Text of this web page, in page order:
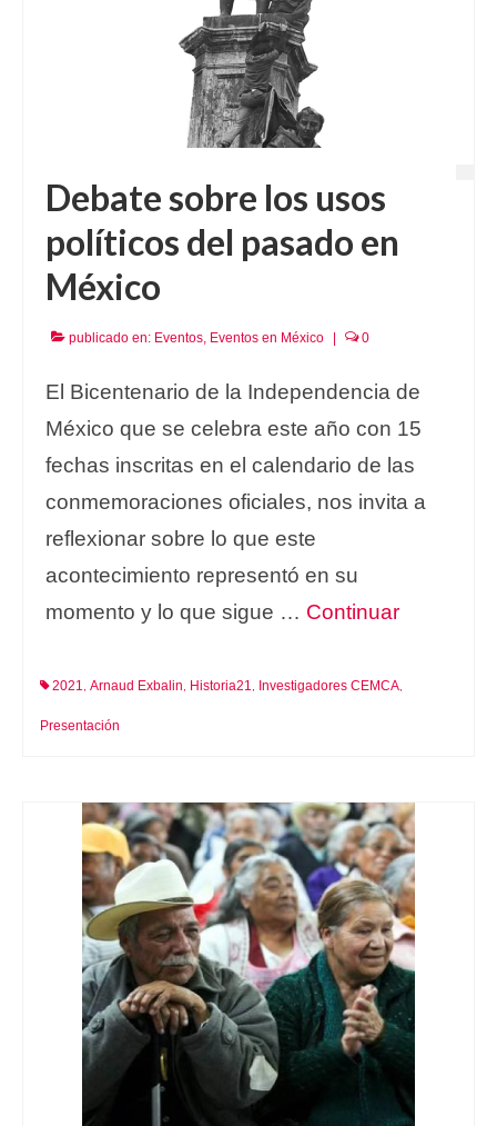
Debate sobre los usos
políticos del pasado en
México
publicado en: Eventos, Eventos en México 0
El Bicentenario de la Independencia de
México que se celebra este año con 15
fechas inscritas en el calendario de las
conmemoraciones oficiales, nos invita a
reflexionar sobre lo que este
acontecimiento representó en su
momento y lo que sigue … Continuar
2021, Arnaud Exbalin, Historia21, Investigadores CEMCA,
Presentación